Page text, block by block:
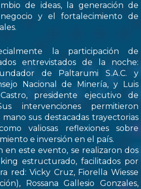
de ideas, la generación de
y el fortalecimiento de
la participación de
entrevistados de la noche:
de Paltarumi S.A.C. y
Nacional de Minería, y Luis
presidente ejecutivo de
intervenciones permitieron
sus destacadas trayectorias
valiosas reflexiones sobre
e inversión en el país.
en este evento, se realizaron dos
estructurado, facilitados por
red: Vicky Cruz, Fiorella Wiesse
Rossana Gallesio Gonzales,